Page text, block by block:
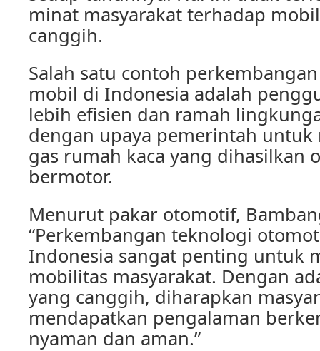
minat masyarakat terhadap
canggih.
Salah satu contoh
mobil di Indonesia adalah
lebih efisien dan ramah
dengan upaya pemerintah
gas rumah kaca yang dihasilkan
bermotor.
Menurut pakar otomotif,
“Perkembangan teknologi
Indonesia sangat penting untuk
mobilitas masyarakat. Dengan
yang canggih, diharapkan
mendapatkan pengalaman
nyaman dan aman.”